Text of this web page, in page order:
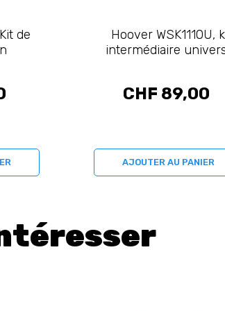
de
Hoover WSK1110U,
intermédiaire
CHF 89,00
AJOUTER AU PANIER